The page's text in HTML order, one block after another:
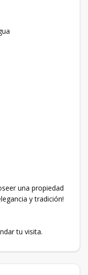
una propiedad
y tradición!
tu visita.